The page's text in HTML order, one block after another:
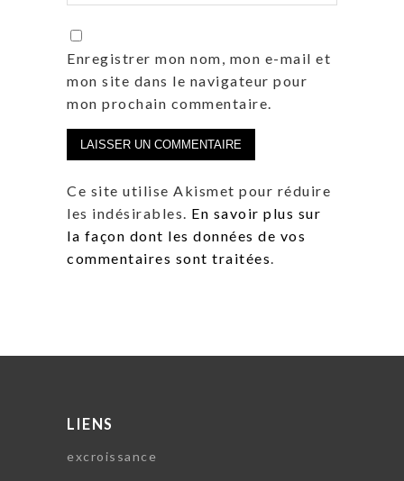
Enregistrer mon nom, mon e-mail et
mon site dans le navigateur pour
mon prochain commentaire.
Ce site utilise Akismet pour réduire
les indésirables. En savoir plus sur
la façon dont les données de vos
commentaires sont traitées.
LIENS
excroissance